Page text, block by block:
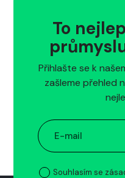
To
Přihlašte se k
zašleme přehled
Souhlasím se